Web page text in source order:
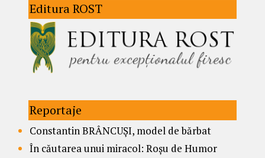
Editura ROST
Reportaje
Constantin BRÂNCUȘI, model de bărbat
În căutarea unui miracol: Roșu de Humor